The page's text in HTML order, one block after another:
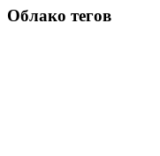
Облако тегов